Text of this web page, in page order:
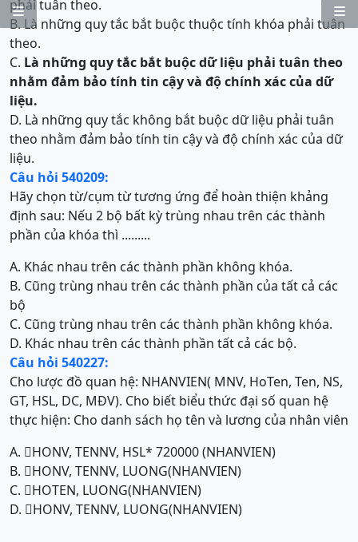


phải tuân theo.
B. Là những quy tắc bắt buộc thuộc tính khóa phải tuân
theo.
C. Là những quy tắc bắt buộc dữ liệu phải tuân theo
nhằm đảm bảo tính tin cậy và độ chính xác của dữ
liệu.
D. Là những quy tắc không bắt buộc dữ liệu phải tuân
theo nhằm đảm bảo tính tin cậy và độ chính xác của dữ
liệu.
Câu hỏi 540209:
Hãy chọn từ/cụm từ tương ứng để hoàn thiện khảng
định sau: Nếu 2 bộ bất kỳ trùng nhau trên các thành
phần của khóa thì .........
A. Khác nhau trên các thành phần không khóa.
B. Cũng trùng nhau trên các thành phần của tất cả các
bộ
C. Cũng trùng nhau trên các thành phần không khóa.
D. Khác nhau trên các thành phần tất cả các bộ.
Câu hỏi 540227:
Cho lược đồ quan hệ: NHANVIEN( MNV, HoTen, Ten, NS,
GT, HSL, DC, MĐV). Cho biết biểu thức đại số quan hệ
thực hiện: Cho danh sách họ tên và lương của nhân viên
A. HONV, TENNV, HSL* 720000 (NHANVIEN)
B. HONV, TENNV, LUONG(NHANVIEN)
C. HOTEN, LUONG(NHANVIEN)
D. HONV, TENNV, LUONG(NHANVIEN)